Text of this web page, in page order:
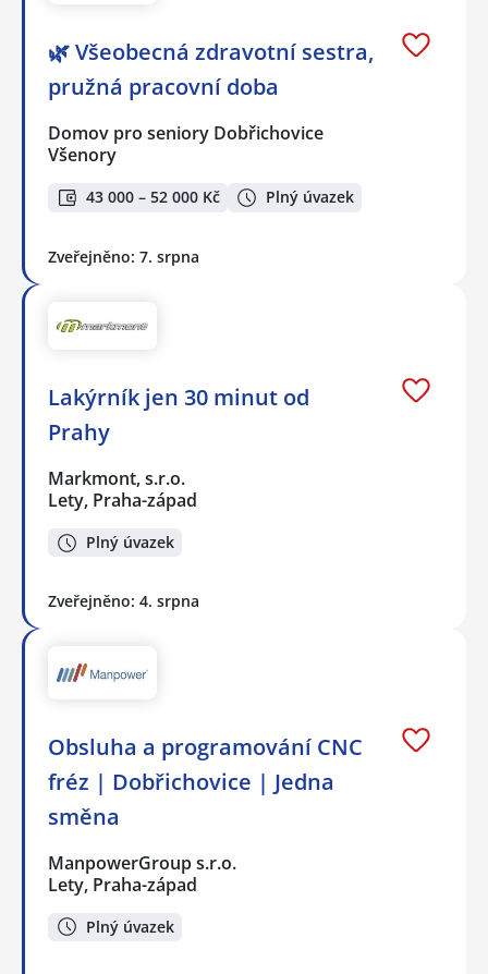
🌿 Všeobecná zdravotní sestra,
pružná pracovní doba
Domov pro seniory Dobřichovice
Všenory
43 000 – 52 000 Kč Plný úvazek
Zveřejněno: 7. srpna
Lakýrník jen 30 minut od
Prahy
Markmont, s.r.o.
Lety, Praha-západ
Plný úvazek
Zveřejněno: 4. srpna
Obsluha a programování CNC
fréz | Dobřichovice | Jedna
směna
ManpowerGroup s.r.o.
Lety, Praha-západ
Plný úvazek